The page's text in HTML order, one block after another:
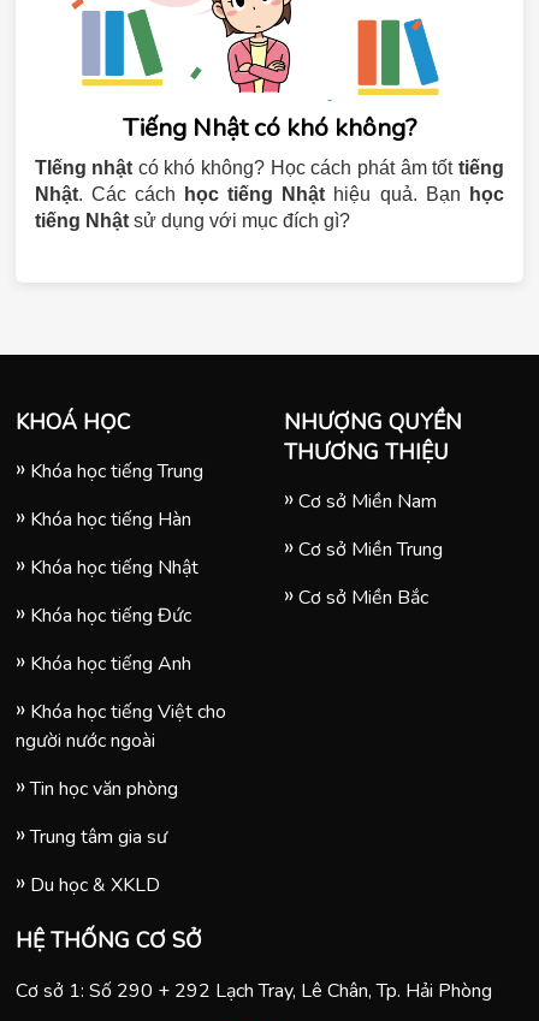
Tiếng Nhật có khó không?
TIếng nhật có khó không? Học cách phát âm tốt tiếng
Nhật. Các cách học tiếng Nhật hiệu quả. Bạn
học
tiếng Nhật sử dụng với mục đích gì?
KHOÁ HỌC
Khóa học tiếng Trung
Khóa học tiếng Hàn
Khóa học tiếng Nhật
Khóa học tiếng Đức
Khóa học tiếng Anh
Khóa học tiếng Việt cho
người nước ngoài
Tin học văn phòng
Trung tâm gia sư
Du học & XKLD
NHƯỢNG QUYỀN
THƯƠNG THIỆU
Cơ sở Miền Nam
Cơ sở Miền Trung
Cơ sở Miền Bắc
HỆ THỐNG CƠ SỞ
Cơ sở 1: Số 290 + 292 Lạch Tray, Lê Chân, Tp. Hải Phòng